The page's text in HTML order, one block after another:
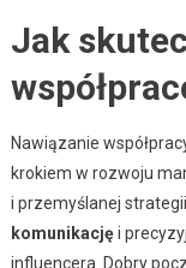
Jak
Nawiązanie
krokiem w rozwoju
i przemyślanej
komunikacjęi
influencera. Dobry